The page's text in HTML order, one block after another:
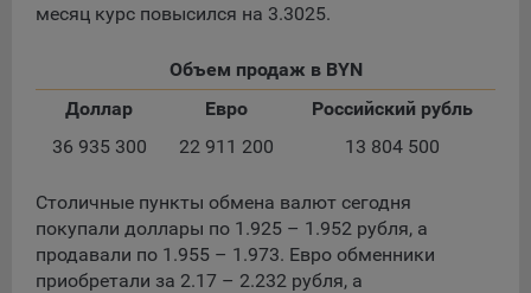
Общество обрабатывает обезличенные данные
собираемые с помощью сервисов Интернет-статистики,
которые служат для сбора информации о действиях
пользователей на сайте, улучшения качества сайта и его
содержания. Общество обрабатывает обезличенные
сохранение файлов cookie и использование технологии
JavaScript).
На сайтах обрабатываются следующие типы файлов
месяц курс повысился на 3.3025.
Объем продаж в BYN
Доллар
Евро
Российский рубль
36 935 300
22 911 200 13 804 500
Столичные пункты обмена валют сегодня
покупали доллары по 1.925 – 1.952 рубля, а
продавали по 1.955 – 1.973. Евро обменники
приобретали за 2.17 – 2.232 рубля, а